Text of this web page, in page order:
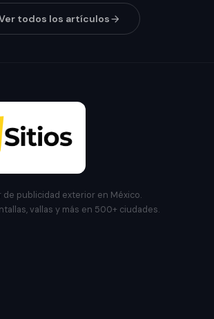
todos los artículos
de publicidad exterior en México.
vallas y más en 500+ ciudades.